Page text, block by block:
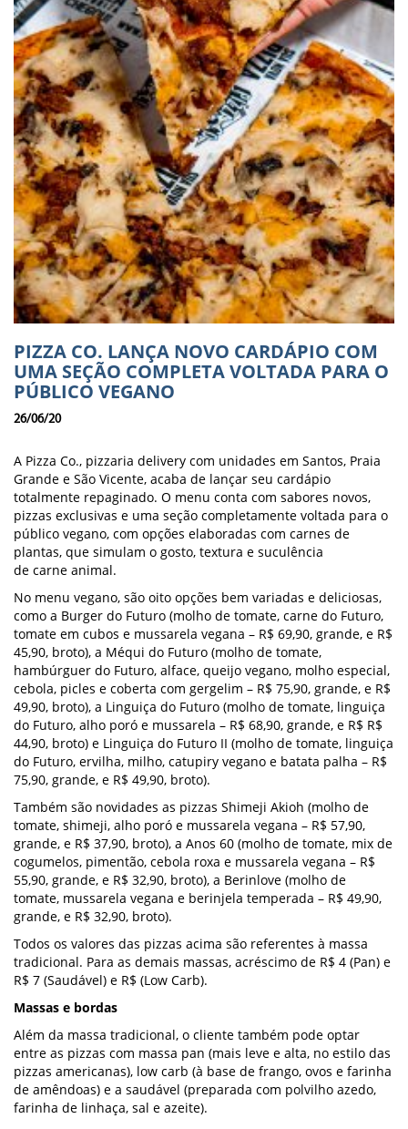
PIZZA CO. LANÇA NOVO CARDÁPIO COM
UMA SEÇÃO COMPLETA VOLTADA PARA O
PÚBLICO VEGANO
26/06/20
A Pizza Co., pizzaria delivery com unidades em Santos, Praia
Grande e São Vicente, acaba de lançar seu cardápio
totalmente repaginado. O menu conta com sabores novos,
pizzas exclusivas e uma seção completamente voltada para o
público vegano, com opções elaboradas com carnes de
plantas, que simulam o gosto, textura e suculência
de carne animal.
No menu vegano, são oito opções bem variadas e deliciosas,
como a Burger do Futuro (molho de tomate, carne do Futuro,
tomate em cubos e mussarela vegana – R$ 69,90, grande, e R$
45,90, broto), a Méqui do Futuro (molho de tomate,
hambúrguer do Futuro, alface, queijo vegano, molho especial,
cebola, picles e coberta com gergelim – R$ 75,90, grande, e R$
49,90, broto), a Linguiça do Futuro (molho de tomate, linguiça
do Futuro, alho poró e mussarela – R$ 68,90, grande, e R$ R$
44,90, broto) e Linguiça do Futuro II (molho de tomate, linguiça
do Futuro, ervilha, milho, catupiry vegano e batata palha – R$
75,90, grande, e R$ 49,90, broto).
Também são novidades as pizzas Shimeji Akioh (molho de
tomate, shimeji, alho poró e mussarela vegana – R$ 57,90,
grande, e R$ 37,90, broto), a Anos 60 (molho de tomate, mix de
cogumelos, pimentão, cebola roxa e mussarela vegana – R$
55,90, grande, e R$ 32,90, broto), a Berinlove (molho de
tomate, mussarela vegana e berinjela temperada – R$ 49,90,
grande, e R$ 32,90, broto).
Todos os valores das pizzas acima são referentes à massa
tradicional. Para as demais massas, acréscimo de R$ 4 (Pan) e
R$ 7 (Saudável) e R$ (Low Carb).
Massas e bordas
Além da massa tradicional, o cliente também pode optar
entre as pizzas com massa pan (mais leve e alta, no estilo das
pizzas americanas), low carb (à base de frango, ovos e farinha
de amêndoas) e a saudável (preparada com polvilho azedo,
farinha de linhaça, sal e azeite).